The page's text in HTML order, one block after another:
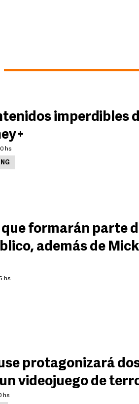
imperdibles
hs
que formarán parte
además de
hs
protagonizará
videojuego de
hs